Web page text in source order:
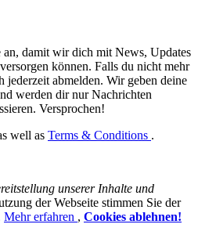
damit wir dich mit News, Updates
können. Falls du nicht mehr
jederzeit abmelden. Wir geben deine
werden dir nur Nachrichten
Versprochen!
well as Terms & Conditions .
unserer Inhalte und
der Webseite stimmen Sie der
Mehr erfahren , Cookies ablehnen!